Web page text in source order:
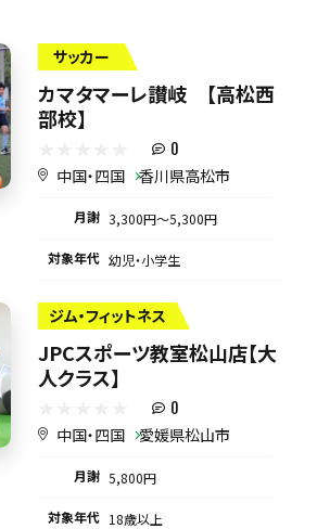
サッカー
カマタマーレ讃岐 【高松西
部校】
0
中国・四国 香川県高松市
月謝 3,300円〜5,300円
対象年代 幼児・小学生
ジム・フィットネス
JPCスポーツ教室松山店【大
人クラス】
0
中国・四国 愛媛県松山市
月謝 5,800円
対象年代 18歳以上